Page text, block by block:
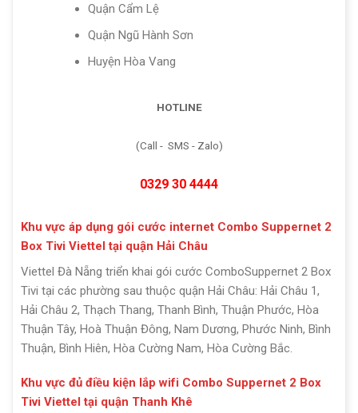
Quận Cẩm Lệ
Quận Ngũ Hành Sơn
Huyện Hòa Vang
HOTLINE
(Call - SMS - Zalo)
0329 30 4444
Khu vực áp dụng gói cước internet Combo Suppernet 2
Box Tivi Viettel tại quận Hải Châu
Viettel Đà Nẵng triển khai gói cước ComboSuppernet 2 Box
Tivi tại các phường sau thuộc quận Hải Châu: Hải Châu 1,
Hải Châu 2, Thạch Thang, Thanh Bình, Thuận Phước, Hòa
Thuận Tây, Hoà Thuận Đông, Nam Dương, Phước Ninh, Bình
Thuận, Bình Hiên, Hòa Cường Nam, Hòa Cường Bắc.
Khu vực đủ điều kiện lắp wifi Combo Suppernet 2 Box
Tivi Viettel tại quận Thanh Khê